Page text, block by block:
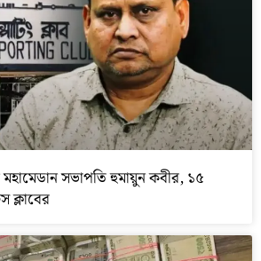
মহামেডান সভাপতি হুমায়ুন কবীর, ১৫
ক্লাবের